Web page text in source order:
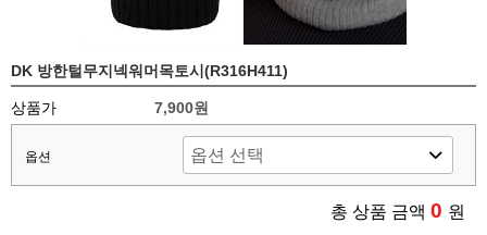
DK 방한털무지넥워머목토시(R316H411)
상품가 7,900원
옵션
총 상품 금액 0 원